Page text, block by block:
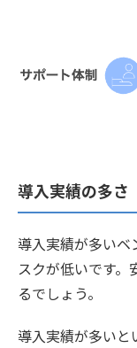
導入実績の多さ
導入実績が多いベ
スクが低いです。
るでしょう。
導入実績が多いと